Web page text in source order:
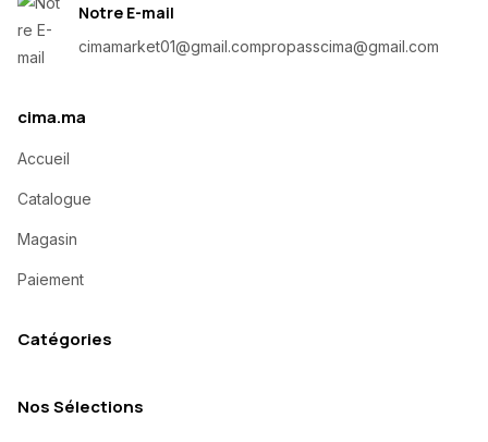
Notre E-mail
cimamarket01@gmail.compropasscima@gmail.com
cima.ma
Accueil
Catalogue
Magasin
Paiement
Catégories
Nos Sélections